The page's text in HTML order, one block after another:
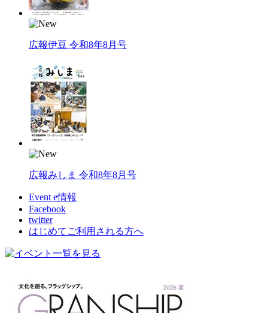
広報伊豆 令和8年8月号
広報みしま 令和8年8月号
Event e情報
Facebook
twitter
はじめてご利用される方へ